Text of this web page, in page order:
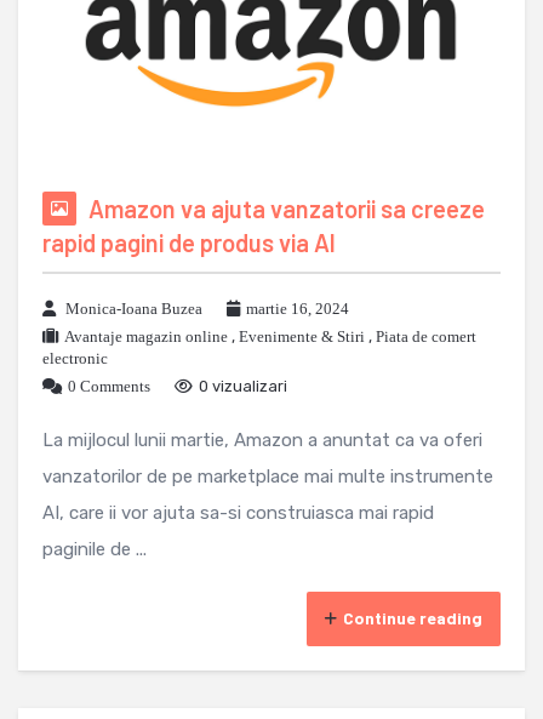
Amazon va ajuta vanzatorii sa creeze
rapid pagini de produs via AI
Monica-Ioana Buzea
martie 16, 2024
Avantaje magazin online , Evenimente & Stiri , Piata de comert
electronic
0 Comments
0 vizualizari
La mijlocul lunii martie, Amazon a anuntat ca va oferi
vanzatorilor de pe marketplace mai multe instrumente
AI, care ii vor ajuta sa-si construiasca mai rapid
paginile de ...
Continue reading